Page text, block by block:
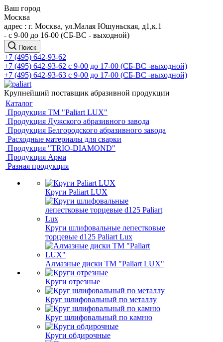
Ваш город
Москва
адрес : г. Москва, ул.Малая Юшуньская, д1,к.1
- c 9-00 до 16-00 (СБ-ВС - выходной)
Поиск
+7 (495) 642-93-62
+7 (495) 642-93-62 c 9-00 до 17-00 (СБ-ВС -выходной)
+7 (495) 642-93-63 c 9-00 до 17-00 (СБ-ВС -выходной)
Крупнейший поставщик абразивной продукции
Каталог
Продукция ТМ "Paliart LUX"
Продукция Лужского абразивного завода
Продукция Белгородского абразивного завода
Расходные материалы для сварки
Продукция "TRIO-DIAMOND"
Продукция Арма
Разная продукция
Круги Paliart LUX
Круги шлифовальные лепестковые
торцевые d125 Paliart Lux
Алмазные диски ТМ "Paliart LUX"
Круги отрезные
Круг шлифовальный по металлу
Круг шлифовальный по камню
Круги обдирочные